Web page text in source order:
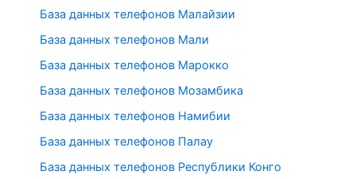
База данных телефонов Малайзии
База данных телефонов Мали
База данных телефонов Марокко
База данных телефонов Мозамбика
База данных телефонов Намибии
База данных телефонов Палау
База данных телефонов Республики Конго